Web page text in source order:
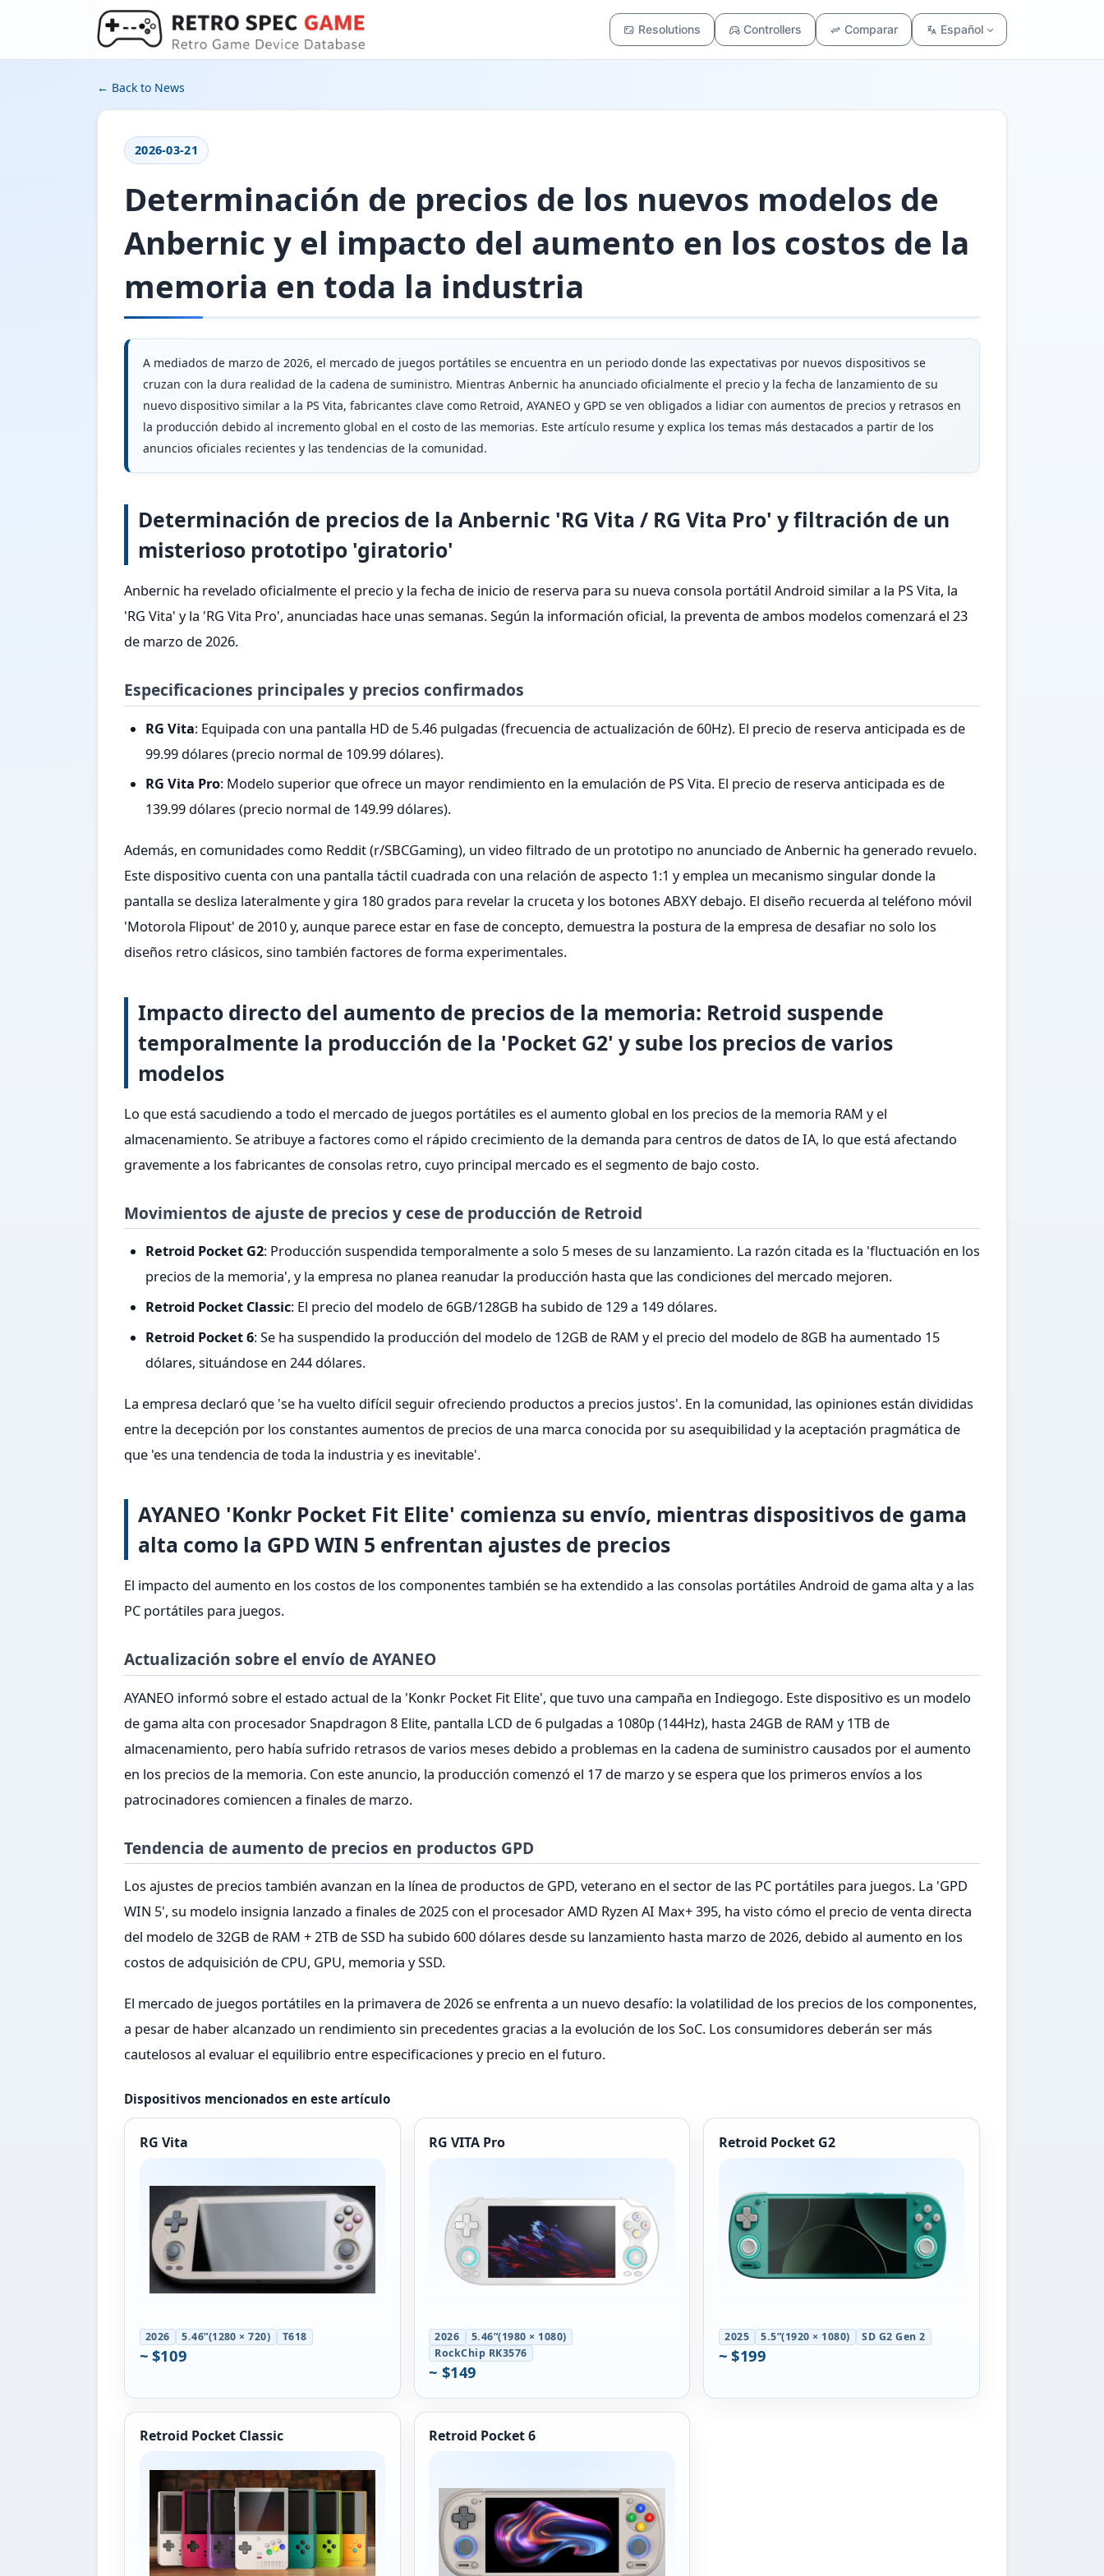
Resolutions Controllers Comparar Español
← Back to News
2026-03-21
Determinación de precios de los nuevos modelos de
Anbernic y el impacto del aumento en los costos de la
memoria en toda la industria
A mediados de marzo de 2026, el mercado de juegos portátiles se encuentra en un periodo donde las expectativas por nuevos dispositivos se
cruzan con la dura realidad de la cadena de suministro. Mientras Anbernic ha anunciado oficialmente el precio y la fecha de lanzamiento de su
nuevo dispositivo similar a la PS Vita, fabricantes clave como Retroid, AYANEO y GPD se ven obligados a lidiar con aumentos de precios y retrasos en
la producción debido al incremento global en el costo de las memorias. Este artículo resume y explica los temas más destacados a partir de los
anuncios oficiales recientes y las tendencias de la comunidad.
Determinación de precios de la Anbernic 'RG Vita / RG Vita Pro' y filtración de un
misterioso prototipo 'giratorio'
Anbernic ha revelado oficialmente el precio y la fecha de inicio de reserva para su nueva consola portátil Android similar a la PS Vita, la
'RG Vita' y la 'RG Vita Pro', anunciadas hace unas semanas. Según la información oficial, la preventa de ambos modelos comenzará el 23
de marzo de 2026.
Especificaciones principales y precios confirmados
RG Vita: Equipada con una pantalla HD de 5.46 pulgadas (frecuencia de actualización de 60Hz). El precio de reserva anticipada es de
99.99 dólares (precio normal de 109.99 dólares).
RG Vita Pro: Modelo superior que ofrece un mayor rendimiento en la emulación de PS Vita. El precio de reserva anticipada es de
139.99 dólares (precio normal de 149.99 dólares).
Además, en comunidades como Reddit (r/SBCGaming), un video filtrado de un prototipo no anunciado de Anbernic ha generado revuelo.
Este dispositivo cuenta con una pantalla táctil cuadrada con una relación de aspecto 1:1 y emplea un mecanismo singular donde la
pantalla se desliza lateralmente y gira 180 grados para revelar la cruceta y los botones ABXY debajo. El diseño recuerda al teléfono móvil
'Motorola Flipout' de 2010 y, aunque parece estar en fase de concepto, demuestra la postura de la empresa de desafiar no solo los
diseños retro clásicos, sino también factores de forma experimentales.
Impacto directo del aumento de precios de la memoria: Retroid suspende
temporalmente la producción de la 'Pocket G2' y sube los precios de varios
modelos
Lo que está sacudiendo a todo el mercado de juegos portátiles es el aumento global en los precios de la memoria RAM y el
almacenamiento. Se atribuye a factores como el rápido crecimiento de la demanda para centros de datos de IA, lo que está afectando
gravemente a los fabricantes de consolas retro, cuyo principal mercado es el segmento de bajo costo.
Movimientos de ajuste de precios y cese de producción de Retroid
Retroid Pocket G2: Producción suspendida temporalmente a solo 5 meses de su lanzamiento. La razón citada es la 'fluctuación en los
precios de la memoria', y la empresa no planea reanudar la producción hasta que las condiciones del mercado mejoren.
Retroid Pocket Classic: El precio del modelo de 6GB/128GB ha subido de 129 a 149 dólares.
Retroid Pocket 6: Se ha suspendido la producción del modelo de 12GB de RAM y el precio del modelo de 8GB ha aumentado 15
dólares, situándose en 244 dólares.
La empresa declaró que 'se ha vuelto difícil seguir ofreciendo productos a precios justos'. En la comunidad, las opiniones están divididas
entre la decepción por los constantes aumentos de precios de una marca conocida por su asequibilidad y la aceptación pragmática de
que 'es una tendencia de toda la industria y es inevitable'.
AYANEO 'Konkr Pocket Fit Elite' comienza su envío, mientras dispositivos de gama
alta como la GPD WIN 5 enfrentan ajustes de precios
El impacto del aumento en los costos de los componentes también se ha extendido a las consolas portátiles Android de gama alta y a las
PC portátiles para juegos.
Actualización sobre el envío de AYANEO
AYANEO informó sobre el estado actual de la 'Konkr Pocket Fit Elite', que tuvo una campaña en Indiegogo. Este dispositivo es un modelo
de gama alta con procesador Snapdragon 8 Elite, pantalla LCD de 6 pulgadas a 1080p (144Hz), hasta 24GB de RAM y 1TB de
almacenamiento, pero había sufrido retrasos de varios meses debido a problemas en la cadena de suministro causados por el aumento
en los precios de la memoria. Con este anuncio, la producción comenzó el 17 de marzo y se espera que los primeros envíos a los
patrocinadores comiencen a finales de marzo.
Tendencia de aumento de precios en productos GPD
Los ajustes de precios también avanzan en la línea de productos de GPD, veterano en el sector de las PC portátiles para juegos. La 'GPD
WIN 5', su modelo insignia lanzado a finales de 2025 con el procesador AMD Ryzen AI Max+ 395, ha visto cómo el precio de venta directa
del modelo de 32GB de RAM + 2TB de SSD ha subido 600 dólares desde su lanzamiento hasta marzo de 2026, debido al aumento en los
costos de adquisición de CPU, GPU, memoria y SSD.
El mercado de juegos portátiles en la primavera de 2026 se enfrenta a un nuevo desafío: la volatilidad de los precios de los componentes,
a pesar de haber alcanzado un rendimiento sin precedentes gracias a la evolución de los SoC. Los consumidores deberán ser más
cautelosos al evaluar el equilibrio entre especificaciones y precio en el futuro.
Dispositivos mencionados en este artículo
RG Vita
2026 5.46”(1280 × 720) T618
~ $109
RG VITA Pro
2026
5.46”(1980 × 1080)
RockChip RK3576
~ $149
Retroid Pocket G2
2025 5.5”(1920 × 1080) SD G2 Gen 2
~ $199
Retroid Pocket Classic Retroid Pocket 6